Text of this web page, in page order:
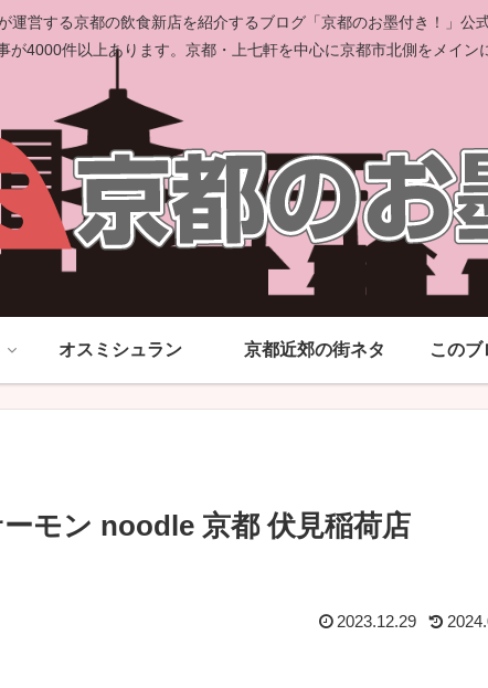
運営する京都の飲食新店を紹介するブログ「京都のお墨付き！」
が4000件以上あります。京都・上七軒を中心に京都市北側をメイン
オスミシュラン 京都近郊の街ネタ このブ
モン noodle 京都 伏見稲荷店
2023.12.29